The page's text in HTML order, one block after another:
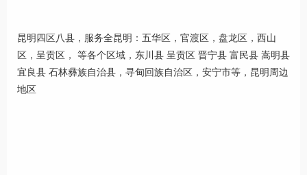
昆明四区八县，服务全昆明：五华区，官渡区，盘龙区，西山
区，呈贡区， 等各个区域，东川县 呈贡区 晋宁县 富民县 嵩明县
宜良县 石林彝族自治县，寻甸回族自治区，安宁市等，昆明周边
地区